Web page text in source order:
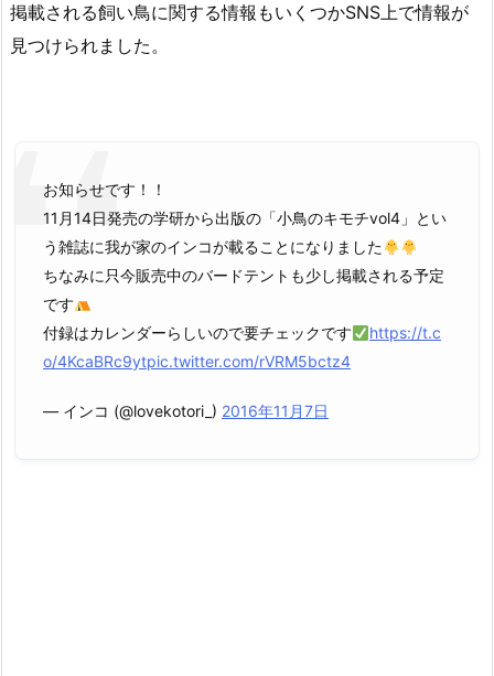
掲載される飼い鳥に関する情報もいくつかSNS上で情報が
見つけられました。
お知らせです！！
11月14日発売の学研から出版の「小鳥のキモチvol4」とい
う雑誌に我が家のインコが載ることになりました
ちなみに只今販売中のバードテントも少し掲載される予定
です
付録はカレンダーらしいので要チェックです
https://t.c
o/4KcaBRc9ytpic.twitter.com/rVRM5bctz4
— インコ (@lovekotori_) 2016年11月7日